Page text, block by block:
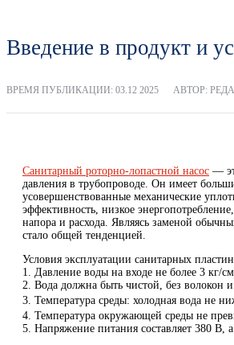
Введение в продукт и
ВРЕМЯ ПУБЛИКАЦИИ: 03.12 2025 АВТОР:
Санитарный роторно-лопастной насос —
давления в трубопроводе. Он имеет
усовершенствованные механические
эффективность, низкое
напора и расхода. Являясь заменой
стало общей тенденцией.
Условия эксплуатации санитарных
1. Давление воды на входе не более 3 кг/
2. Вода должна быть чистой, без волокон
3. Температура среды: холодная вода не
4. Температура окружающей среды не
5. Напряжение питания составляет 380 В,